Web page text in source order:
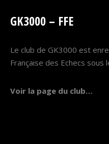
GK3000 – FFE
Le club de GK3000 est
Française des Echecs sous
Voir la page du club…